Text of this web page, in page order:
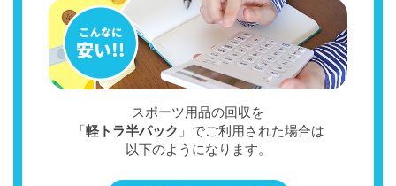
スポーツ用品の回収を
「軽トラ半パック 」でご利用された場合は
以下のようになります。